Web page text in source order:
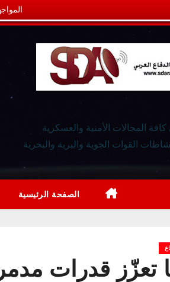
المجالات الأمنية والعسكرية
القوات الجوية والبرية والبحرية
الصفحة الرئيسية
تعزّز قدرات